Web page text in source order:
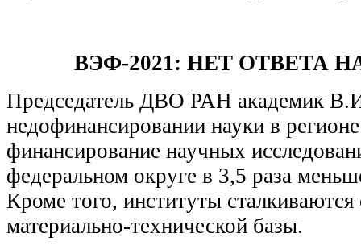
ВЭФ-2021: НЕТ ОТВЕТА
Председатель ДВО РАН академик
недофинансировании науки в
финансирование научных
федеральном округе в 3,5 раза
Кроме того, институты
материально-технической базы.